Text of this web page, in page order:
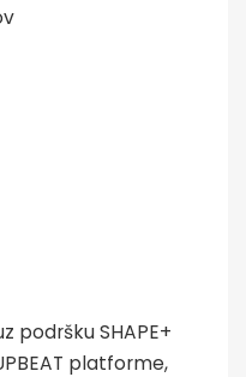
podršku SHAPE+
platforme,